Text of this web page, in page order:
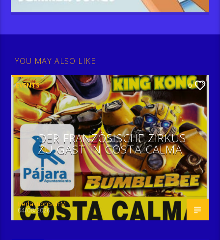
YOU MAY ALSO LIKE
EVENTS 0
DER FRANZÖSISCHE ZIRKUS
ZU GAST IN COSTA CALMA
RedaktionSolFM
04/08/2026